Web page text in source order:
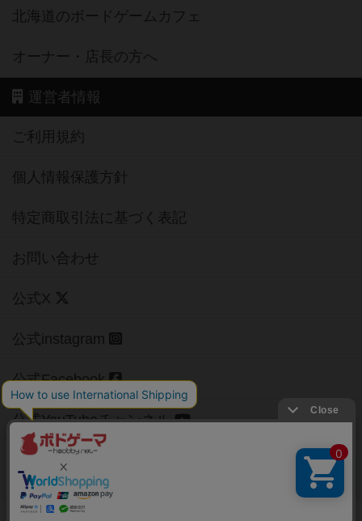
北海道のボードゲームカフェ
オーナー・店長の方へ
運営者情報
ご利用規約
個人情報保護方針
特定商取引法に基づく表記
お問い合わせ
公式X
公式instagram
公式Facebook
公式YouTubeチャンネル